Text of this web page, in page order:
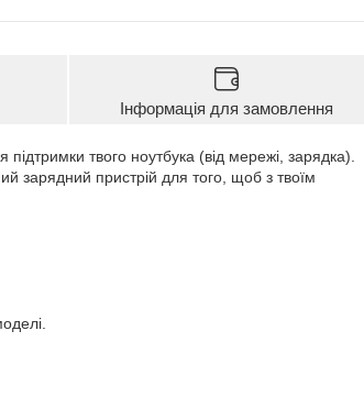
Інформація для замовлення
твого ноутбука (від мережі, зарядка).
зарядний пристрій для того, щоб з твоїм